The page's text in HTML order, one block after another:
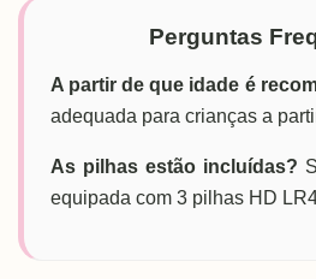
Perguntas
A partir de que idade é
adequada para crianças a
As pilhas estão incluídas?
equipada com 3 pilhas HD